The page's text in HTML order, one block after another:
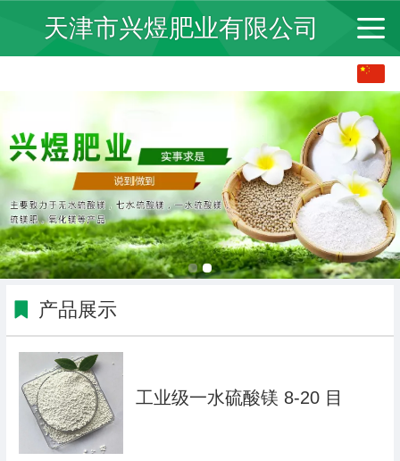
天津市兴煜肥业有限公司
English
产品展示
工业级一水硫酸镁 8-20 目